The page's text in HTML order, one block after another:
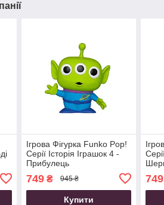
Ігрова Фігурка Funko Pop!
Серії Історія Іграшок 4 -
Прибулець
749₴ 945 ₴
Купити
749